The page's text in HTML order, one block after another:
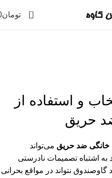
0 تومان
حریق
خانگی ضد حریق می‌تواند
به اشتباه تصمیمات نادرستی
نتواند در مواقع بحرانی